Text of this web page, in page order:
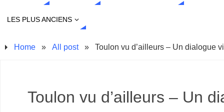
LES PLUS ANCIENS
Home » All post » Toulon vu d’ailleurs – Un dialogue
Toulon vu d’ailleurs – Un